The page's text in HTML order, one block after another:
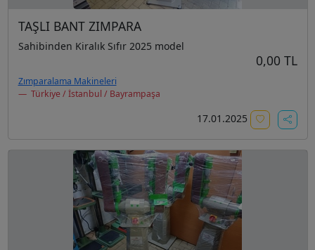
TAŞLI BANT ZIMPARA
Sahibinden Kiralık Sıfır 2025 model
0,00 TL
Zımparalama Makineleri
Türkiye / İstanbul / Bayrampaşa
17.01.2025